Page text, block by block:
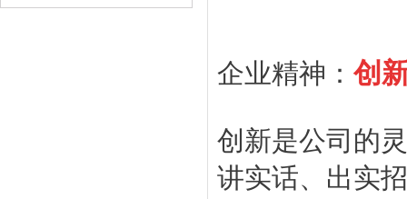
企业精神 ： 创
创新是公司的
讲实话、出实